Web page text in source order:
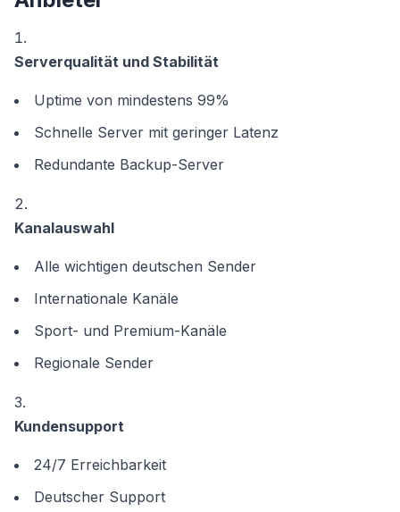
Serverqualität und Stabilität
Uptime von mindestens 99%
Schnelle Server mit geringer Latenz
Redundante Backup-Server
Kanalauswahl
Alle wichtigen deutschen Sender
Internationale Kanäle
Sport- und Premium-Kanäle
Regionale Sender
Kundensupport
24/7 Erreichbarkeit
Deutscher Support